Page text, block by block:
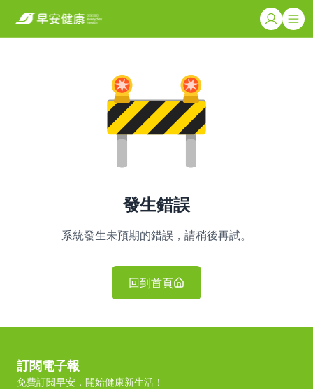
發生錯誤
系統發生未預期的錯誤，請稍後再試。
回到首頁
訂閱電子報
免費訂閱早安，開始健康新生活！